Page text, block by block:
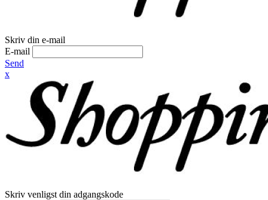
Skriv din e-mail
E-mail
Send
x
Skriv venligst din adgangskode